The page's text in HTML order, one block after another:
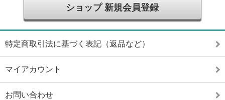
ショップ 新規会員登録
特定商取引法に基づく表記（返品など）
マイアカウント
お問い合わせ